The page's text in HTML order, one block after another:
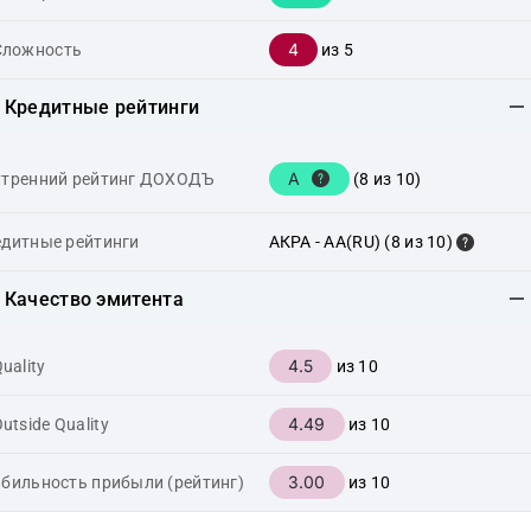
4 из 5
Кредитные рейтинги
рейтинг ДОХОДЪ A (8 из 10)
рейтинги АКРА - AA(RU) (8 из 10)
Качество эмитента
4.5 из 10
Quality 4.49 из 10
прибыли (рейтинг) 3.00 из 10